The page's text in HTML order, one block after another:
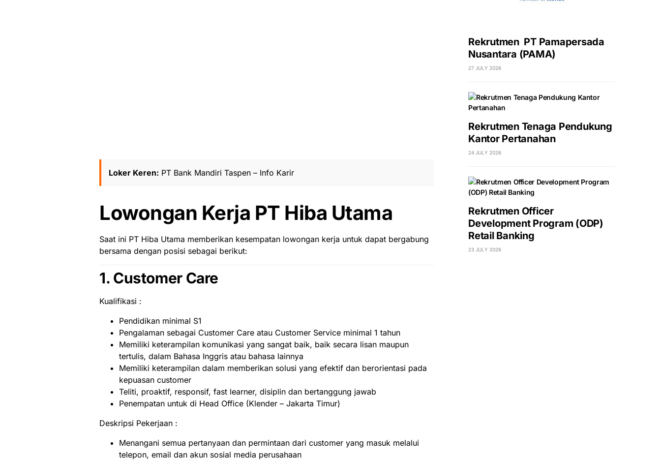
Loker Keren: PT Bank Mandiri Taspen – Info Karir
Lowongan Kerja PT Hiba Utama
Saat ini PT Hiba Utama memberikan kesempatan lowongan kerja untuk dapat bergabung
bersama dengan posisi sebagai berikut:
1. Customer Care
Kualifikasi :
Pendidikan minimal S1
Pengalaman sebagai Customer Care atau Customer Service minimal 1 tahun
Memiliki keterampilan komunikasi yang sangat baik, baik secara lisan maupun
tertulis, dalam Bahasa Inggris atau bahasa lainnya
Memiliki keterampilan dalam memberikan solusi yang efektif dan berorientasi pada
kepuasan customer
Teliti, proaktif, responsif, fast learner, disiplin dan bertanggung jawab
Penempatan untuk di Head Office (Klender – Jakarta Timur)
Deskripsi Pekerjaan :
Menangani semua pertanyaan dan permintaan dari customer yang masuk melalui
telepon, email dan akun sosial media perusahaan
Rekrutmen PT Pamapersada
Nusantara (PAMA)
27 JULY 2026
Rekrutmen Tenaga Pendukung
Kantor Pertanahan
24 JULY 2026
Rekrutmen Officer
Development Program (ODP)
Retail Banking
23 JULY 2026